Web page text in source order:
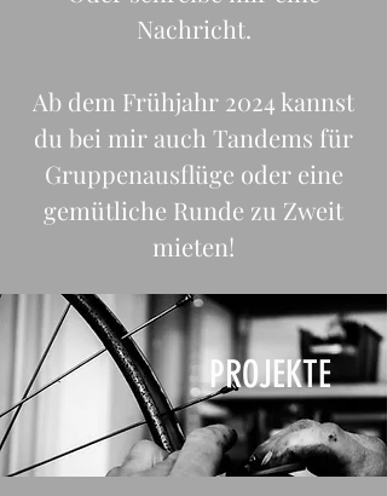
Nachricht.
Ab dem Frühjahr 2024 kannst
du bei mir auch Tandems für
Gruppenausflüge oder eine
gemütliche Runde zu Zweit
mieten!
PROJEKTE